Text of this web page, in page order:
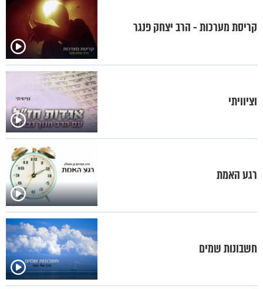
קריסת מערכות - הרב יצחק פנגר
וציוויתי
רגע האמת
חשבונות שמים